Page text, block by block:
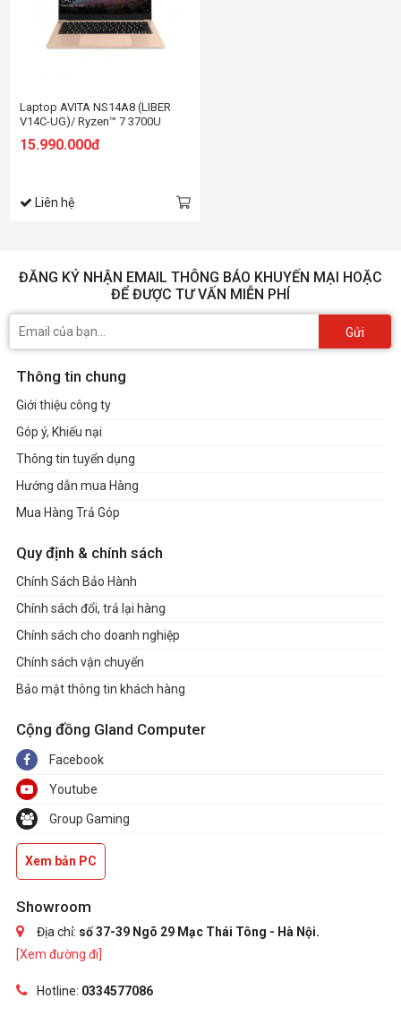
Laptop AVITA NS14A8 (LIBER
V14C-UG)/ Ryzen™ 7 3700U
15.990.000đ
Liên hệ
ĐĂNG KÝ NHẬN EMAIL THÔNG BÁO KHUYẾN MẠI HOẶC
ĐỂ ĐƯỢC TƯ VẤN MIỄN PHÍ
Gửi
Thông tin chung
Giới thiệu công ty
Góp ý, Khiếu nại
Thông tin tuyển dụng
Hướng dẫn mua Hàng
Mua Hàng Trả Góp
Quy định & chính sách
Chính Sách Bảo Hành
Chính sách đổi, trả lại hàng
Chính sách cho doanh nghiệp
Chính sách vận chuyển
Bảo mật thông tin khách hàng
Cộng đồng Gland Computer
Facebook
Youtube
Group Gaming
Xem bản PC
Showroom
Địa chỉ: số 37-39 Ngõ 29 Mạc Thái Tông - Hà Nội.
[Xem đường đi]
Hotline: 0334577086